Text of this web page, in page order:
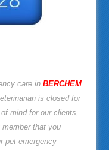
care in BERCHEM
is closed for
mind for our clients,
that you
pet emergency